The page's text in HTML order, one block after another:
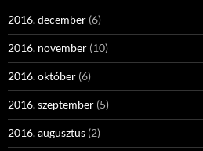
2016. december (6)
2016. november (10)
2016. október (6)
2016. szeptember (5)
2016. augusztus (2)